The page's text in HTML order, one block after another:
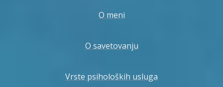
O meni
O savetovanju
Vrste psiholoških usluga